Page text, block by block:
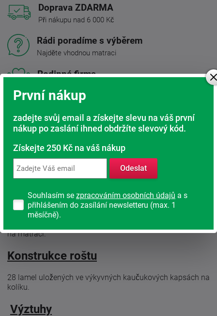
Doprava ZDARMA
Při nákupu nad 6 000 Kč
Rádi poradíme s výběrem
Najděte vhodnou matraci
Rodinná firma
Popis produktu
Kvalitní lamelový rošt za dobrou cenu ? to je
Kombi P. Rošt je vhodný jak pro běžné spaní, tak i pro
komfortnější přespávání na chatě či do studentského
pokoje.
Vhodný pro lůžka s úložným prostorem ? snadný přístup
pomocí bočního výklopu pomocí pístu.
na matraci.
Konstrukce roštu
28 lamel uložených ve výkyvných kaučukových kapsách na
kolíku.
Výztuhy
První nákup
zadejte svůj email a získejte slevu na váš první
nákup po zaslání ihned obdržíte slevový kód.
Získejte 250 Kč na váš nákup
Odeslat
Souhlasím se zpracováním osobních údajů a s
přihlášením do zasílání newsletteru (max. 1
měsíčně).